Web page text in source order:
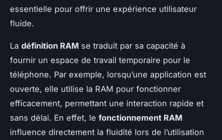
essentielle pour offrir une expérience utilisateur
fluide.
La définition RAM se traduit par sa capacité à
fournir un espace de travail temporaire pour le
téléphone. Par exemple, lorsqu’une application est
ouverte, elle utilise la RAM pour fonctionner
efficacement, permettant une interaction rapide et
sans délai. En effet, le fonctionnement RAM
influence directement la fluidité lors de l’utilisation